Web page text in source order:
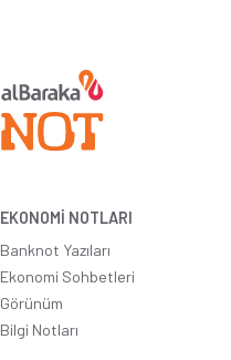
EKONOMİ NOTLARI
Banknot Yazıları
Ekonomi Sohbetleri
Görünüm
Bilgi Notları